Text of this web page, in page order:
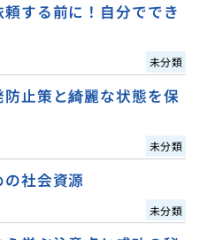
する前に！自分ででき
未分類
止策と綺麗な状態を保
未分類
社会資源
未分類